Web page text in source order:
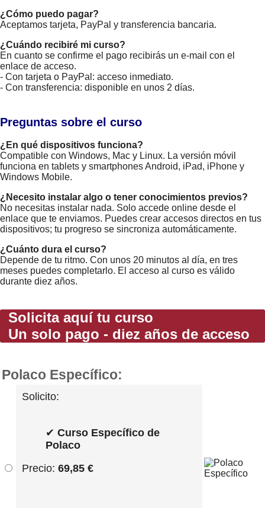
¿Cómo puedo pagar?
Aceptamos tarjeta, PayPal y transferencia bancaria.
¿Cuándo recibiré mi curso?
En cuanto se confirme el pago recibirás un e-mail con el
enlace de acceso.
- Con tarjeta o PayPal: acceso inmediato.
- Con transferencia: disponible en unos 2 días.
Preguntas sobre el curso
¿En qué dispositivos funciona?
Compatible con Windows, Mac y Linux. La versión móvil
funciona en tablets y smartphones Android, iPad, iPhone y
Windows Mobile.
¿Necesito instalar algo o tener conocimientos previos?
No necesitas instalar nada. Solo accede online desde el
enlace que te enviamos. Puedes crear accesos directos en tus
dispositivos; tu progreso se sincroniza automáticamente.
¿Cuánto dura el curso?
Depende de tu ritmo. Con unos 20 minutos al día, en tres
meses puedes completarlo. El acceso al curso es válido
durante diez años.
Solicita aquí tu curso
Un solo pago - diez años de acceso
Polaco Específico:
Solicito:
✔ Curso Específico de
Polaco
Precio: 69,85 €